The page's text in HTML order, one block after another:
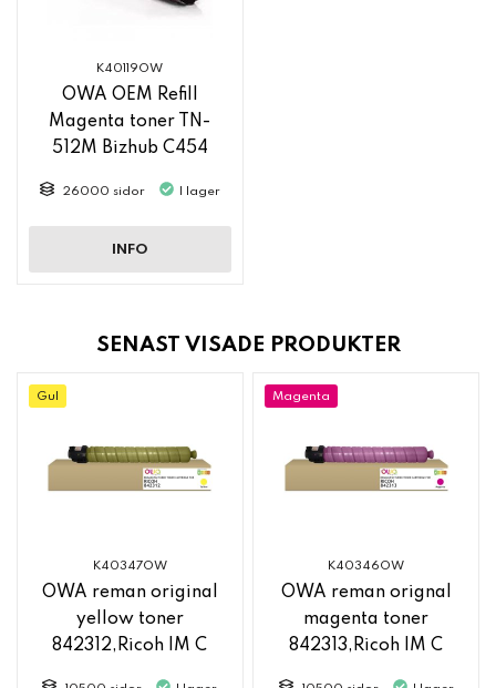
K40119OW
OWA OEM Refill
Magenta toner TN-
512M Bizhub C454
26000 sidor I lager
INFO
SENAST VISADE PRODUKTER
Gul
K40347OW
OWA reman original
yellow toner
842312,Ricoh IM C
Magenta
K40346OW
OWA reman orignal
magenta toner
842313,Ricoh IM C